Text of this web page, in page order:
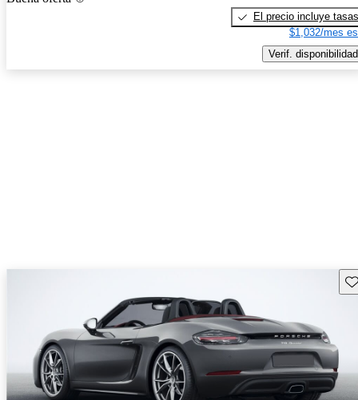
El precio incluye tasas
$1,032/mes
Verif. disponibilidad